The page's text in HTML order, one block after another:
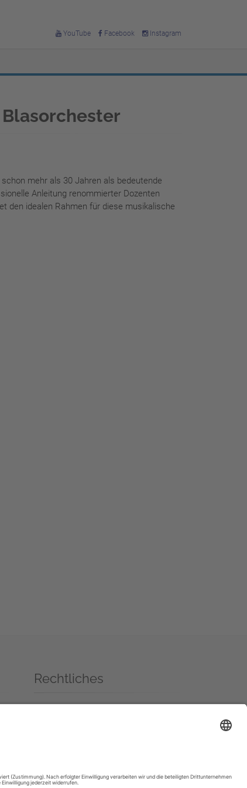
YouTube Facebook Instagram
mehr als 30 Jahren als bedeutende
Anleitung renommierter Dozenten
den idealen Rahmen für diese musikalische
Rechtliches